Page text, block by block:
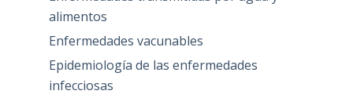
alimentos
Enfermedades vacunables
Epidemiología de las enfermedades
infecciosas